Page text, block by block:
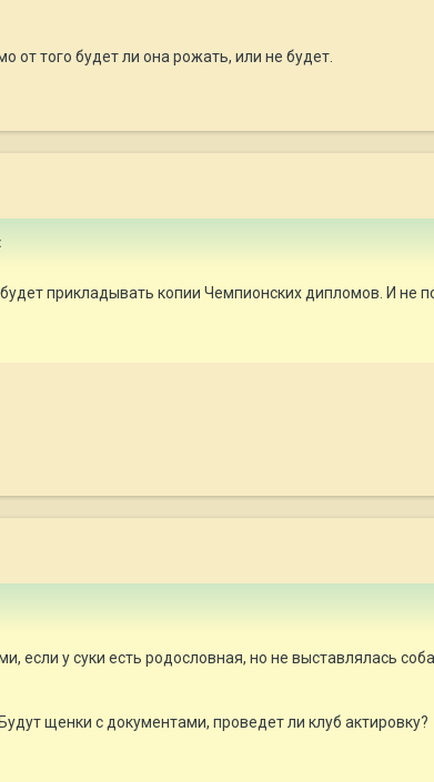
от того будет ли она рожать, или не будет.
прикладывать копии Чемпионских дипломов. И
если у суки есть родословная, но не выставлялась
щенки с документами, проведет ли клуб актировку?